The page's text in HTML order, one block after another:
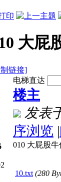
大屁
链接]
电梯直达
楼主
发表
序浏览 |
010 大屁股
10.txt (280